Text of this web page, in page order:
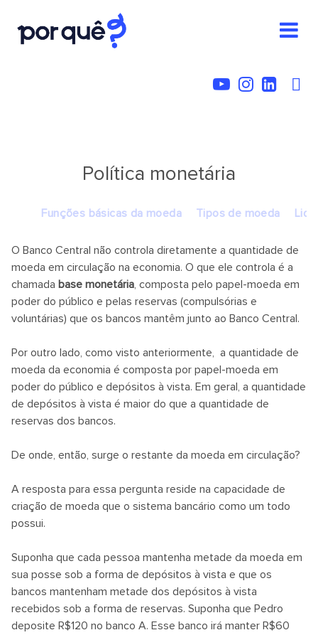
Política monetária
Funções básicas da moeda Tipos de moeda
O Banco Central não controla diretamente a quantidade de
moeda em circulação na economia. O que ele controla é a
chamadabase monetária, composta pelo papel-moeda em
poder do público e pelas reservas (compulsórias e
voluntárias) que os bancos mantêm junto ao Banco Central.
Por outro lado, como visto anteriormente, a quantidade de
moeda da economia é composta por papel-moeda em
poder do público e depósitos à vista. Em geral, a quantidade
de depósitos à vista é maior do que a quantidade de
reservas dos bancos.
De onde, então, surge o restante da moeda em circulação?
A resposta para essa pergunta reside na capacidade de
criação de moeda que o sistema bancário como um todo
possui.
Suponha que cada pessoa mantenha metade da moeda em
sua posse sob a forma de depósitos à vista e que os
bancos mantenham metade dos depósitos à vista
recebidos sob a forma de reservas. Suponha que Pedro
deposite R$120 no banco A. Esse banco irá manter R$60